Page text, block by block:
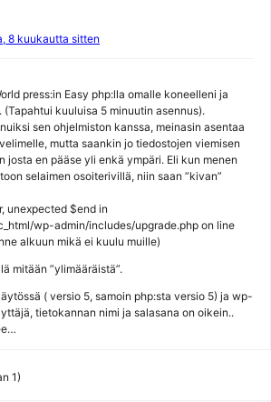
8 kuukautta sitten
press:in Easy php:lla omalle koneelleni ja
kuuluisa 5 minuutin asennus).
sen ohjelmiston kanssa, meinasin asentaa
mutta saankin jo tiedostojen viemisen
josta en pääse yli enkä ympäri. Eli kun menen
selaimen osoiterivillä, niin saan ”kivan”
unexpected $end in
wp-admin/includes/upgrade.php on line
alkuun mikä ei kuulu muille)
mitään ”ylimääräistä”.
( versio 5, samoin php:sta versio 5) ja wp-
tietokannan nimi ja salasana on oikein..
1)